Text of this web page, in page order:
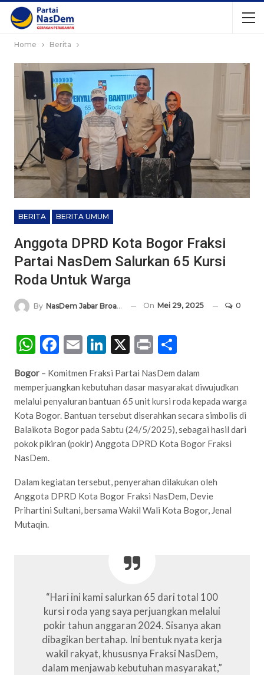
Home Berita
BERITA BERITA UMUM
Anggota DPRD Kota Bogor Fraksi
Partai NasDem Salurkan 65 Kursi
Roda Untuk Warga
By NasDem Jabar Broadcasting Network On Mei 29, 2025 0
WhatsApp
Facebook
EmailLinkedIn
X Print
Bogor – Komitmen Fraksi Partai NasDem dalam
memperjuangkan kebutuhan dasar masyarakat diwujudkan
melalui penyaluran bantuan 65 unit kursi roda kepada warga
Kota Bogor. Bantuan tersebut diserahkan secara simbolis di
Balaikota Bogor pada Sabtu (24/5/2025), sebagai hasil dari
pokok pikiran (pokir) Anggota DPRD Kota Bogor Fraksi
NasDem.
Dalam kegiatan tersebut, penyerahan dilakukan oleh
Anggota DPRD Kota Bogor Fraksi NasDem, Devie
Prihartini Sultani, bersama Wakil Wali Kota Bogor, Jenal
Mutaqin.
“Hari ini kami salurkan 65 dari total 100
kursi roda yang saya perjuangkan melalui
pokir tahun anggaran 2024. Sisanya akan
dibagikan bertahap. Ini bentuk nyata kerja
wakil rakyat, khususnya Fraksi NasDem,
dalam menjawab kebutuhan masyarakat,”